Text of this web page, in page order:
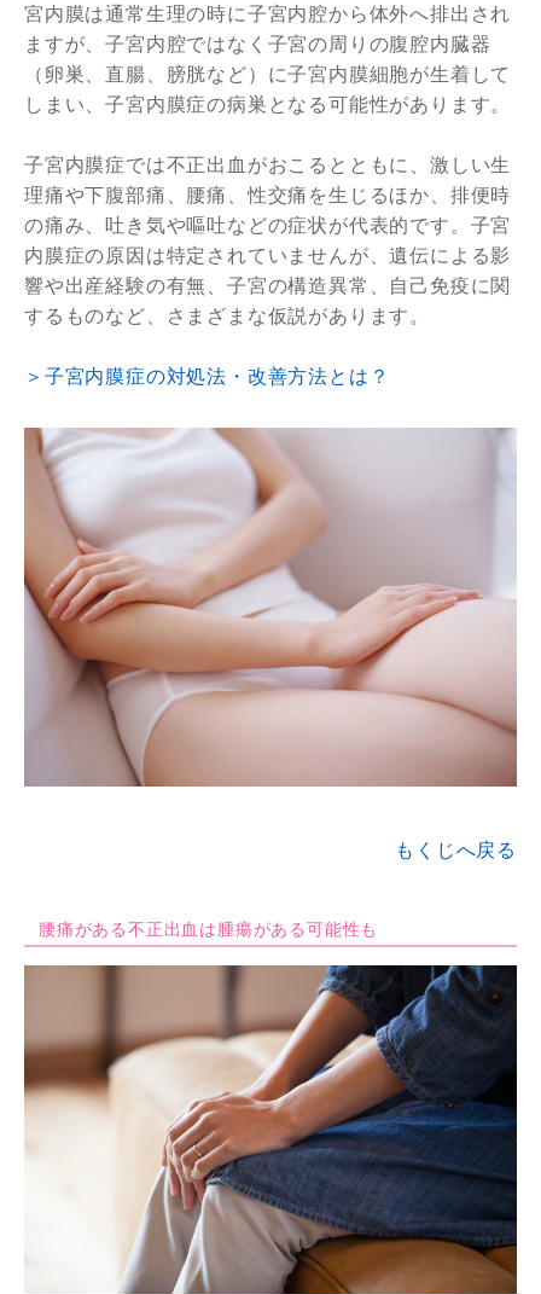
宮内膜は通常生理の時に子宮内腔から体外へ排出され
ますが、子宮内腔ではなく子宮の周りの腹腔内臓器
（卵巣、直腸、膀胱など）に子宮内膜細胞が生着して
しまい、子宮内膜症の病巣となる可能性があります。
子宮内膜症では不正出血がおこるとともに、激しい生
理痛や下腹部痛、腰痛、性交痛を生じるほか、排便時
の痛み、吐き気や嘔吐などの症状が代表的です。子宮
内膜症の原因は特定されていませんが、遺伝による影
響や出産経験の有無、子宮の構造異常、自己免疫に関
するものなど、さまざまな仮説があります。
＞子宮内膜症の対処法・改善方法とは？
もくじへ戻る
腰痛がある不正出血は腫瘍がある可能性も